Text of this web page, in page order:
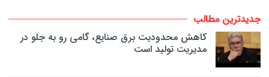
جدیدترین مطالب
کاهش محدودیت برق صنایع، گامی رو به جلو در
مدیریت تولید است